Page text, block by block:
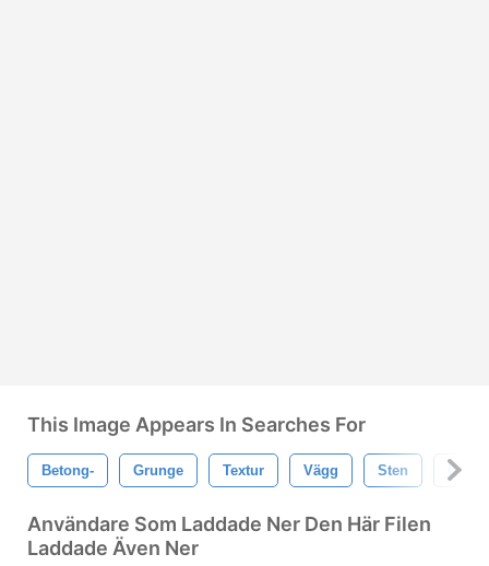
This Image Appears In Searches For
Betong- Grunge Textur Vägg Sten
Användare Som Laddade Ner Den Här Filen
Laddade Även Ner